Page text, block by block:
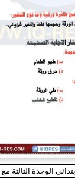
الوحدة الثالثة